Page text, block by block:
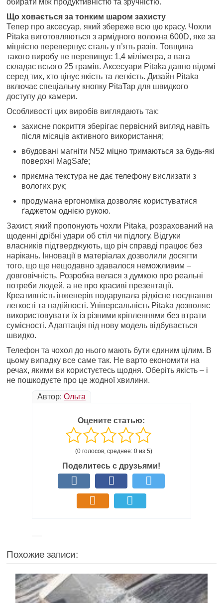
обирати між продуктивністю та зручністю.
Що ховається за тонким шаром захисту
Тепер про аксесуар, який збереже всю цю красу. Чохли
Pitaka виготовляються з армідного волокна 600D, яке за
міцністю перевершує сталь у п’ять разів. Товщина
такого виробу не перевищує 1,4 міліметра, а вага
складає всього 25 грамів. Аксесуари Pitaka давно відомі
серед тих, хто цінує якість та легкість. Дизайн Pitaka
включає спеціальну кнопку PitaTap для швидкого
доступу до камери.
Особливості цих виробів виглядають так:
захисне покриття зберігає первісний вигляд навіть
після місяців активного використання;
вбудовані магніти N52 міцно тримаються за будь-які
поверхні MagSafe;
приємна текстура не дає телефону вислизати з
вологих рук;
продумана ергономіка дозволяє користуватися
ґаджетом однією рукою.
Захист, який пропонують чохли Pitaka, розрахований на
щоденні дрібні удари об стіл чи підлогу. Відгуки
власників підтверджують, що річ справді працює без
нарікань. Інновації в матеріалах дозволили досягти
того, що ще нещодавно здавалося неможливим –
довговічність. Розробка велася з думкою про реальні
потреби людей, а не про красиві презентації.
Креативність інженерів подарувала рідкісне поєднання
легкості та надійності. Універсальність Pitaka дозволяє
використовувати їх із різними кріпленнями без втрати
сумісності. Адаптація під нову модель відбувається
швидко.
Телефон та чохол до нього мають бути єдиним цілим. В
цьому випадку все саме так. Не варто економити на
речах, якими ви користуєтесь щодня. Оберіть якість – і
не пошкодуєте про це жодної хвилини.
Автор: Ольга
Оцените статью:
(0 голосов, среднее: 0 из 5)
Поделитесь с друзьями!
Похожие записи: